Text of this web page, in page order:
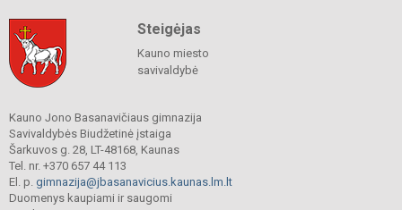
Steigėjas
Kauno miesto
savivaldybė
Kauno Jono Basanavičiaus gimnazija
Savivaldybės Biudžetinė įstaiga
Šarkuvos g. 28, LT-48168, Kaunas
Tel. nr. +370 657 44 113
El. p. gimnazija@jbasanavicius.kaunas.lm.lt
Duomenys kaupiami ir saugomi